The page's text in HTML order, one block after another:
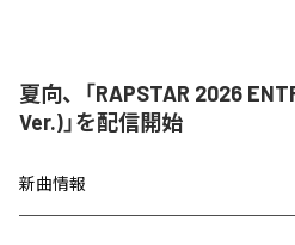
夏向、「RAPSTAR 2026
Ver.)」を配信開始
新曲情報